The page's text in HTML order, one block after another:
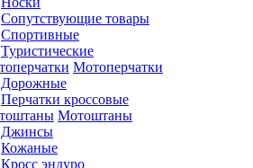
Сопутствующие товары
Спортивные
Туристические
Мотоперчатки
Дорожные
Перчатки кроссовые
Мотоштаны
Джинсы
Кожаные
Кросс эндуро